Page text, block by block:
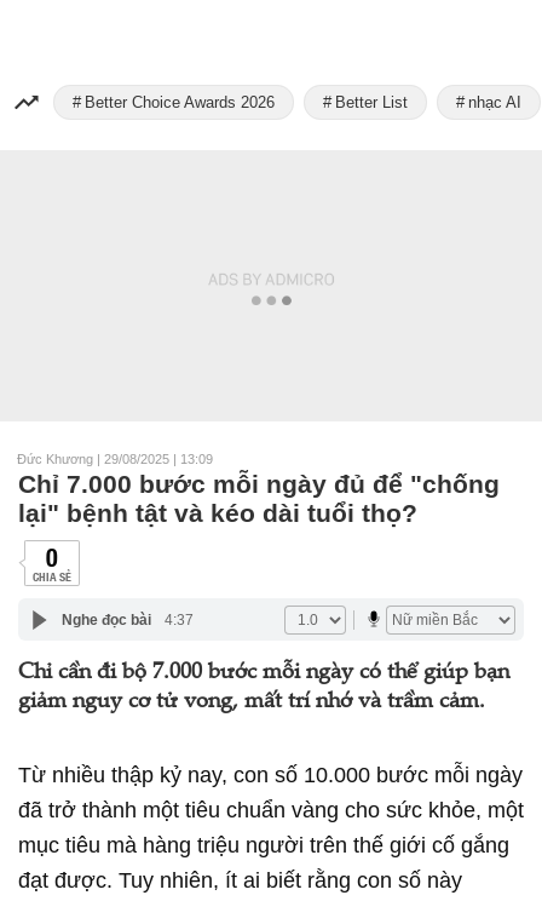
Better Choice Awards 2026 Better List nhạc AI
Đức Khương | 29/08/2025 | 13:09
Chỉ 7.000 bước mỗi ngày đủ để "chống
lại" bệnh tật và kéo dài tuổi thọ?
0
CHIA SẺ
Nghe đọc bài 4:37
Chỉ cần đi bộ 7.000 bước mỗi ngày có thể giúp bạn
giảm nguy cơ tử vong, mất trí nhớ và trầm cảm.
Từ nhiều thập kỷ nay, con số 10.000 bước mỗi ngày
đã trở thành một tiêu chuẩn vàng cho sức khỏe, một
mục tiêu mà hàng triệu người trên thế giới cố gắng
đạt được. Tuy nhiên, ít ai biết rằng con số này